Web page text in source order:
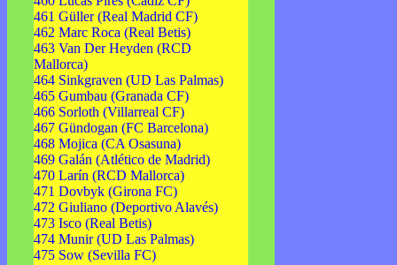
461 Güller (Real Madrid CF)
462 Marc Roca (Real Betis)
463 Van Der Heyden (RCD
Mallorca)
464 Sinkgraven (UD Las Palmas)
465 Gumbau (Granada CF)
466 Sorloth (Villarreal CF)
467 Gündogan (FC Barcelona)
468 Mojica (CA Osasuna)
469 Galán (Atlético de Madrid)
470 Larín (RCD Mallorca)
471 Dovbyk (Girona FC)
472 Giuliano (Deportivo Alavés)
473 Isco (Real Betis)
474 Munir (UD Las Palmas)
475 Sow (Sevilla FC)